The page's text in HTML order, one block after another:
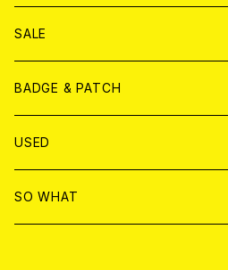
ANALOG
DVD
T-shirt & WEAR
CD
ANALOG
T-SHIRT & WEAR
DVD
SALE
BADGE & PATCH
BADGE
PATCH
USED
書籍
SO WHAT